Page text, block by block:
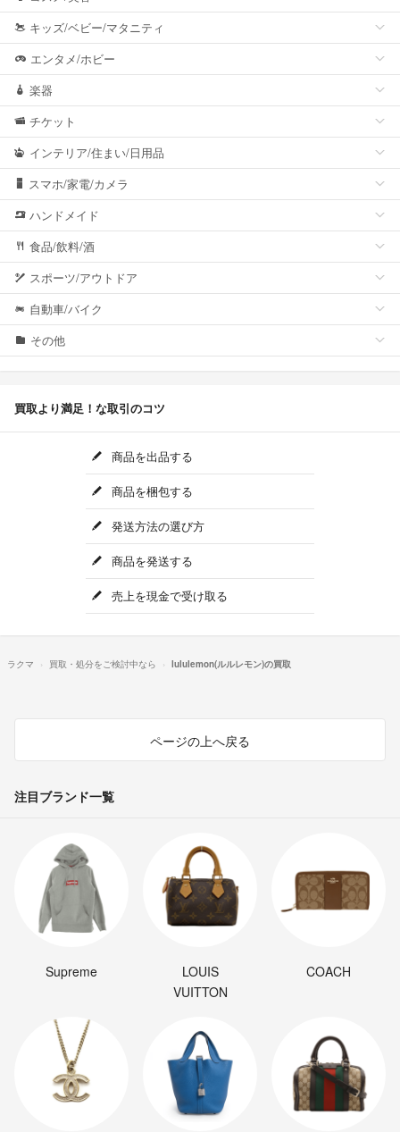
キッズ/ベビー/マタニティ
エンタメ/ホビー
楽器
チケット
インテリア/住まい/日用品
スマホ/家電/カメラ
ハンドメイド
食品/飲料/酒
スポーツ/アウトドア
自動車/バイク
その他
買取より満足！な取引のコツ
商品を出品する
商品を梱包する
発送方法の選び方
商品を発送する
売上を現金で受け取る
ラクマ 買取・処分をご検討中なら lululemon(ルルレモン)の買取
ページの上へ戻る
注目ブランド一覧
Supreme
LOUIS
VUITTON
COACH